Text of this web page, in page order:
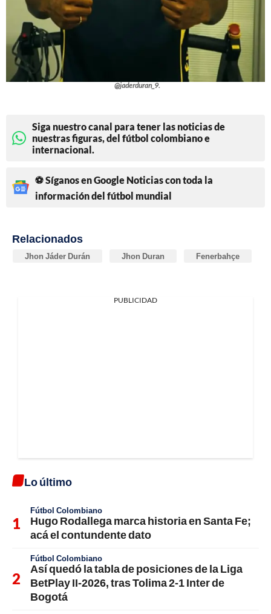
@jaderduran_9.
Siga nuestro canal para tener las noticias de
nuestras figuras, del fútbol colombiano e
internacional.
⚽ Síganos en Google Noticias con toda la
información del fútbol mundial
Relacionados
Jhon Jáder Durán Jhon Duran Fenerbahçe
PUBLICIDAD
Lo último
Fútbol Colombiano
Hugo Rodallega marca historia en Santa Fe;
acá el contundente dato
Fútbol Colombiano
Así quedó la tabla de posiciones de la Liga
BetPlay II-2026, tras Tolima 2-1 Inter de
Bogotá